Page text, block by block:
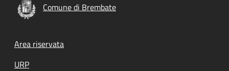
Comune di Brembate
Footer menu
Area riservata
URP